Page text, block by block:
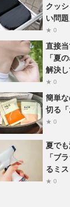
クッ
い問
★ 0
直接
「夏
解決
★ 0
簡単
切る
★ 0
夏で
「ブ
るミ
★ 0